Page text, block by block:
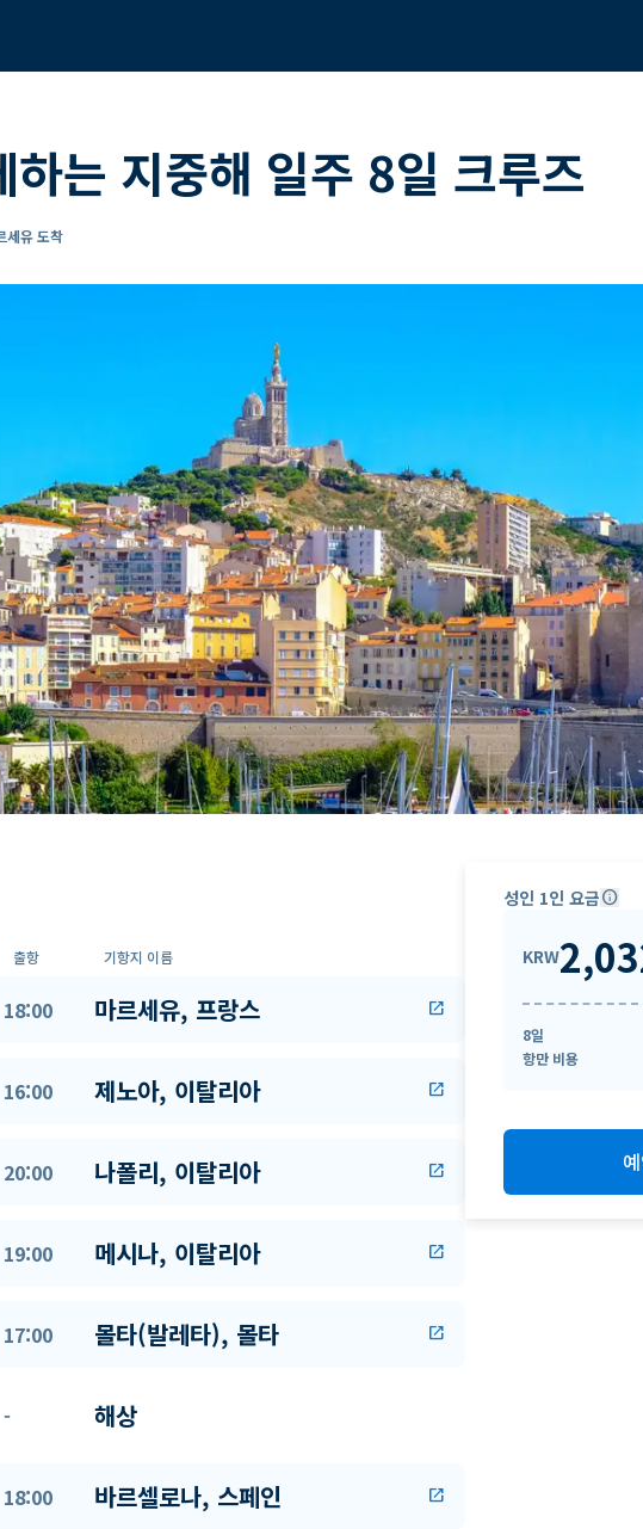
는 지중해 일주 8일 크루즈
세유 도착
출항 기항지 이름
18:00 마르세유, 프랑스 open_in_new
16:00 제노아, 이탈리아 open_in_new
20:00 나폴리, 이탈리아 open_in_new
19:00 메시나, 이탈리아 open_in_new
17:00 몰타(발레타), 몰타 open_in_new
- 해상
18:00 바르셀로나, 스페인 open_in_new
성인 1인 요금info
KRW
8일
항만 비용